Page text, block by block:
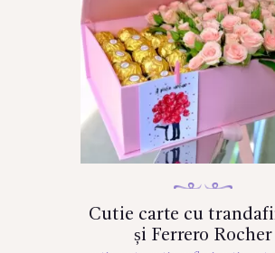
Cutie carte cu
și Ferrero Rocher